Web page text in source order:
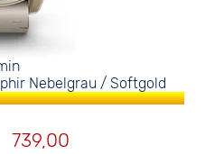
Nebelgrau / Softgold
739,00